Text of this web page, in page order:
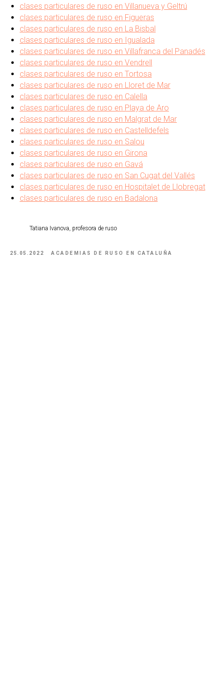
clases particulares de ruso en Villanueva y Geltrú
clases particulares de ruso en Figueras
clases particulares de ruso en La Bisbal
clases particulares de ruso en Igualada
clases particulares de ruso en Villafranca del Panadés
clases particulares de ruso en Vendrell
clases particulares de ruso en Tortosa
clases particulares de ruso en Lloret de Mar
clases particulares de ruso en Calella
clases particulares de ruso en Playa de Aro
clases particulares de ruso en Malgrat de Mar
clases particulares de ruso en Castelldefels
clases particulares de ruso en Salou
clases particulares de ruso en Girona
clases particulares de ruso en Gavá
clases particulares de ruso en San Cugat del Vallés
clases particulares de ruso en Hospitalet de Llobregat
clases particulares de ruso en Badalona
Tatiana Ivanova, profesora de ruso
25.05.2022 ACADEMIAS DE RUSO EN CATALUÑA